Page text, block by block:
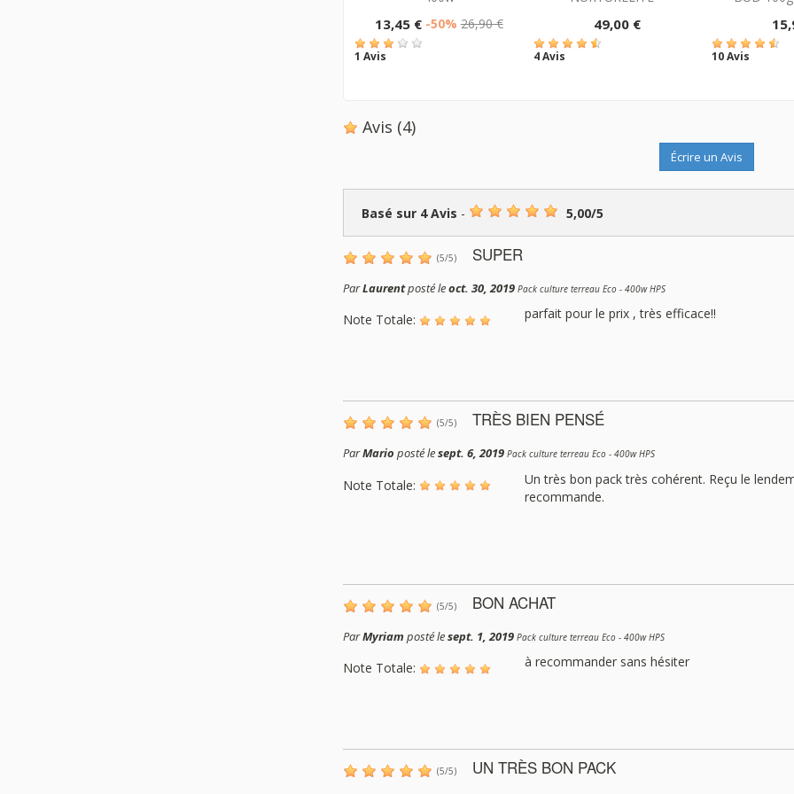
13,45 € -50% 26,90 €
1 Avis
49,00 €
4 Avis 10 Avis
Avis (4)
Écrire un Avis
Basé sur 4Avis - 5,00/5
(5/5) SUPER
ParLaurentposté leoct. 30, 2019 Pack culture terreau Eco - 400w HPS
Note Totale: parfait pour le prix , très efficace!!
(5/5) TRÈS BIEN PENSÉ
ParMario posté lesept. 6, 2019 Pack culture terreau Eco - 400w HPS
Note Totale:
Un très bon pack très cohérent. Reçu le
recommande.
(5/5) BON ACHAT
ParMyriam posté lesept. 1, 2019 Pack culture terreau Eco - 400w HPS
Note Totale: à recommander sans hésiter
(5/5) UN TRÈS BON PACK